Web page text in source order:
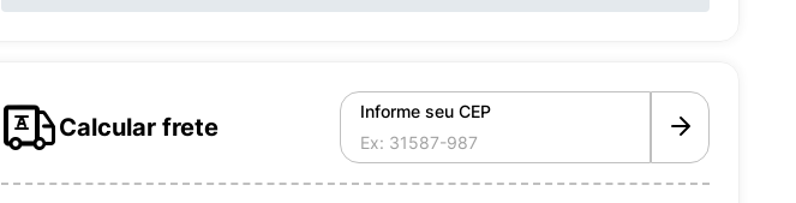
Calcular frete
Informe seu CEP